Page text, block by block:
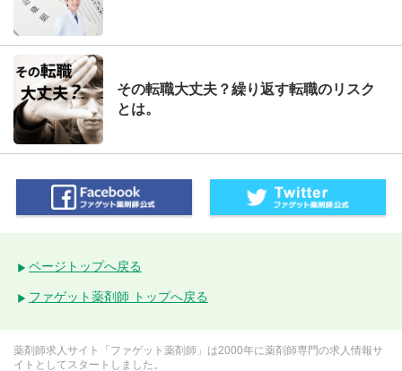
その転職大丈夫？繰り返す転職のリスク
とは。
ページトップへ戻る
ファゲット薬剤師 トップへ戻る
薬剤師求人サイト「ファゲット薬剤師」は2000年に薬剤師専門の求人情報サ
イトとしてスタートしました。